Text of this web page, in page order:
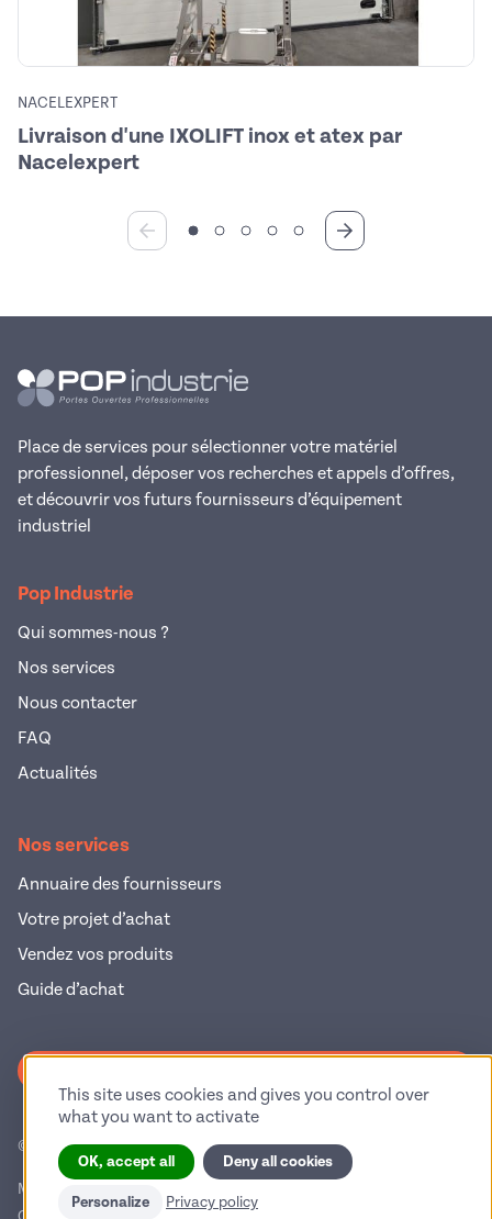
NACELEXPERT
Livraison d'une IXOLIFT inox et atex par
Nacelexpert
Place de services pour sélectionner votre matériel
professionnel, déposer vos recherches et appels d’offres,
et découvrir vos futurs fournisseurs d’équipement
industriel
Pop Industrie
Qui sommes-nous ?
Nos services
Nous contacter
FAQ
Actualités
Nos services
Annuaire des fournisseurs
Votre projet d’achat
Vendez vos produits
Guide d’achat
© 2026 Pop Industrie – Tous droits réservés
Mentions légales
This site uses cookies and gives you control over
what you want to activate
OK, accept all Deny all cookies
Personalize Privacy policy